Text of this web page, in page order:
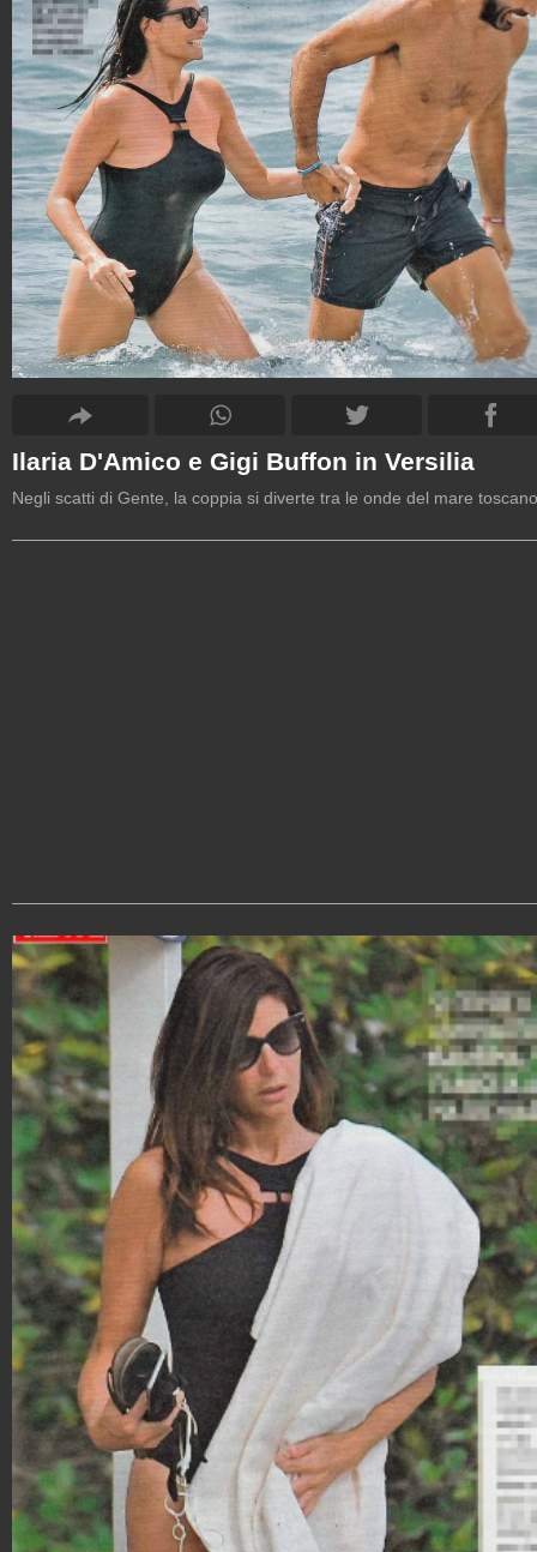
Ilaria D'Amico e Gigi Buffon in Versilia
Negli scatti di Gente, la coppia si diverte tra le onde del mare toscano